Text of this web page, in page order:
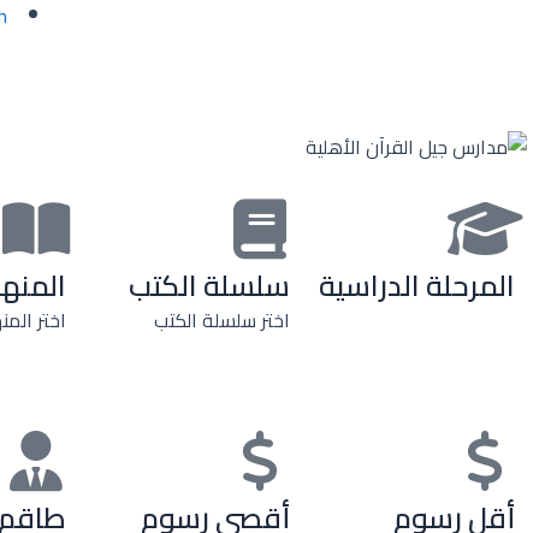
المرحلة الدراسية سلسلة الكتب
اختر سلسلة الكتب اختر
أقل رسوم أقصى رسوم